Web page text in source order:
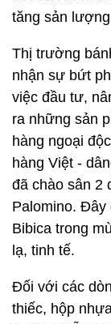
tăng sản
Thị trường
nhận sự bứt
việc đầu tư,
ra những sản
hàng ngoại
hàng Việt -
đã chào sân 2
Palomino. Đây
Bibica trong
lạ, tinh tế.
Đối với các
thiếc, hộp